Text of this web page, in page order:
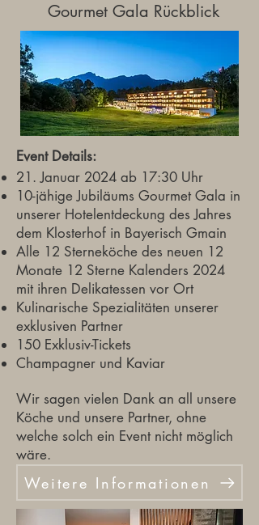
Gourmet Gala Rückblick
Event Details:
21. Januar 2024 ab 17:30 Uhr
10-jähige Jubiläums Gourmet Gala in
unserer Hotelentdeckung des Jahres
dem Klosterhof in Bayerisch Gmain
Alle 12 Sterneköche des neuen 12
Monate 12 Sterne Kalenders 2024
mit ihren Delikatessen vor Ort
Kulinarische Spezialitäten unserer
exklusiven Partner
150 Exklusiv-Tickets
Champagner und Kaviar
Wir sagen vielen Dank an all unsere
Köche und unsere Partner, ohne
welche solch ein Event nicht möglich
wäre.
Weitere Informationen